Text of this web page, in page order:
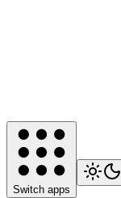
Switch apps